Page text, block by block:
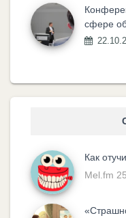
сфере
Как
Mel.fm